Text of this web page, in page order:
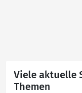
Viele aktuelle
Themen